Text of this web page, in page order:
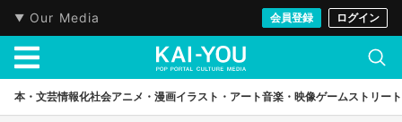
Our Media 会員登録 ログイン
本・文芸情報化社会アニメ・漫画イラスト・アート音楽・映像ゲームストリート